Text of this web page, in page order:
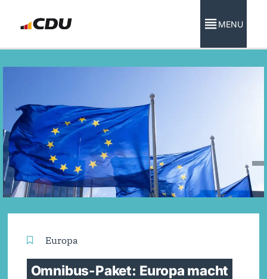
MENU
Europa
Omnibus-Paket: Europa macht